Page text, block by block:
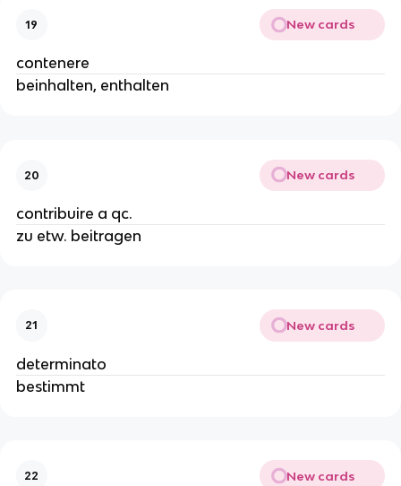
19 New cards
contenere
beinhalten, enthalten
20 New cards
contribuire a qc.
zu etw. beitragen
21 New cards
determinato
bestimmt
22 New cards